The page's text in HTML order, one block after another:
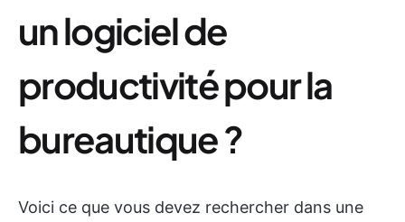
un logiciel de
productivité pour la
bureautique ?
Voici ce que vous devez rechercher dans une